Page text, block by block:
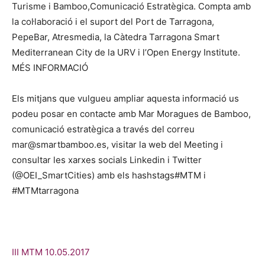
Turisme i Bamboo,Comunicació Estratègica. Compta amb
la col·laboració i el suport del Port de Tarragona,
PepeBar, Atresmedia, la Càtedra Tarragona Smart
Mediterranean City de la URV i l’Open Energy Institute.
MÉS INFORMACIÓ
Els mitjans que vulgueu ampliar aquesta informació us
podeu posar en contacte amb Mar Moragues de Bamboo,
comunicació estratègica a través del correu
mar@smartbamboo.es, visitar la web del Meeting i
consultar les xarxes socials Linkedin i Twitter
(@OEI_SmartCities) amb els hashstags#MTM i
#MTMtarragona
III MTM 10.05.2017